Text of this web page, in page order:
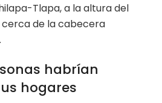
Tlapa, a la altura del
de la cabecera
habrían
hogares